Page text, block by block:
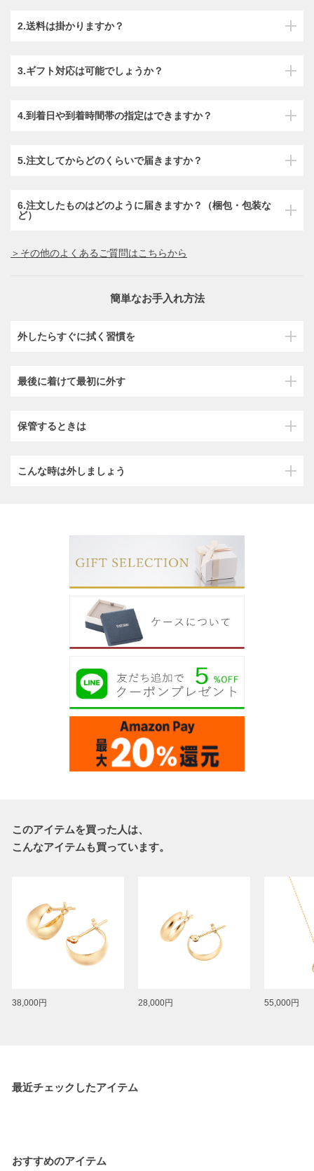
2.送料は掛かりますか？
3.ギフト対応は可能でしょうか？
4.到着日や到着時間帯の指定はできますか？
5.注文してからどのくらいで届きますか？
6.注文したものはどのように届きますか？（梱包・包装な
ど）
＞その他のよくあるご質問はこちらから
簡単なお手入れ方法
外したらすぐに拭く習慣を
最後に着けて最初に外す
保管するときは
こんな時は外しましょう
このアイテムを買った人は、
こんなアイテムも買っています。
38,000円 28,000円 55,000円
最近チェックしたアイテム
おすすめのアイテム